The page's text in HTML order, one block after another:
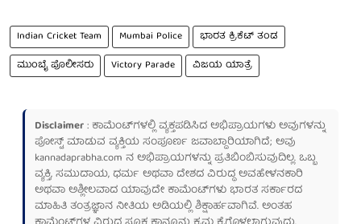
Indian Cricket Team Mumbai Police
ಭಾರತ ಕ್ರಿಕೆಟ್ ತಂಡ
ಮುಂಬೈ ಪೊಲೀಸರು
Victory Parade ವಿಜಯ ಯಾತ್ರೆ
Disclaimer: ಕಾಮೆಂಟ್‌ಗಳಲ್ಲಿ ವ್ಯಕ್ತಪಡಿಸಿದ ಅಭಿಪ್ರಾಯಗಳು ಅವುಗಳನ್ನು
ಪೋಸ್ಟ್ ಮಾಡುವ ವ್ಯಕ್ತಿಯ ಸಂಪೂರ್ಣ ಜವಾಬ್ದಾರಿಯಾಗಿದೆ; ಅವು
kannadaprabha.com ನ ಅಭಿಪ್ರಾಯಗಳನ್ನು ಪ್ರತಿಬಿಂಬಿಸುವುದಿಲ್ಲ. ಒಬ್ಬ
ವ್ಯಕ್ತಿ, ಸಮುದಾಯ, ಧರ್ಮ ಅಥವಾ ದೇಶದ ವಿರುದ್ಧ ಅವಹೇಳನಕಾರಿ
ಅಥವಾ ಅಶ್ಲೀಲವಾದ ಯಾವುದೇ ಕಾಮೆಂಟ್‌ಗಳು ಭಾರತ ಸರ್ಕಾರದ
ಮಾಹಿತಿ ತಂತ್ರಜ್ಞಾನ ನೀತಿಯ ಅಡಿಯಲ್ಲಿ ಶಿಕ್ಷಾರ್ಹವಾಗಿವೆ. ಅಂತಹ